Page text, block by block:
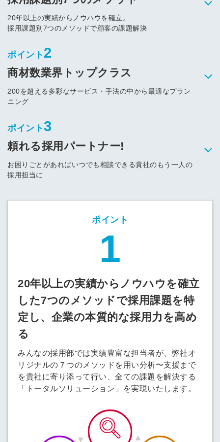
20年以上の実績からノウハウを確立。
採用課題別7つのメソッドで顧客の課題解決
ポイント 2
商材数業界トップクラス
200を超える多彩なサービス・手法の中から最適なプラン
ニング
ポイント3
頼れる採用パートナー!
お困りごとがあればいつでも相談できる貴社のもう一人の
採用担当に
ポイント
20年以上の実績からノウハウを確立
した7つのメソッドで採用課題を特
定し、企業の本質的な採用力を高め
る
みんなの採用部では実績豊富な担当者が、弊社オ
リジナルの７つのメソッドを用い分析〜支援まで
を貴社に寄り添って行い、全ての課題を解決する
「トータルソリューション」を実現いたします。